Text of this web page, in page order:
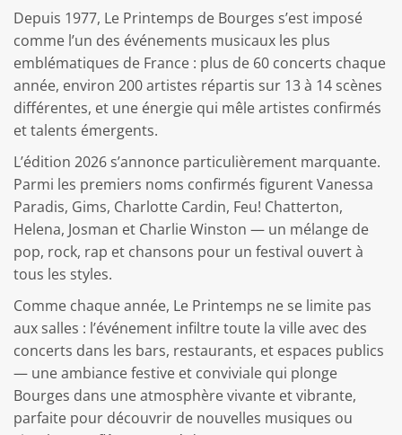
Depuis 1977, Le Printemps de Bourges s’est imposé
comme l’un des événements musicaux les plus
emblématiques de France : plus de 60 concerts chaque
année, environ 200 artistes répartis sur 13 à 14 scènes
différentes, et une énergie qui mêle artistes confirmés
et talents émergents.
L’édition 2026 s’annonce particulièrement marquante.
Parmi les premiers noms confirmés figurent Vanessa
Paradis, Gims, Charlotte Cardin, Feu! Chatterton,
Helena, Josman et Charlie Winston — un mélange de
pop, rock, rap et chansons pour un festival ouvert à
tous les styles.
Comme chaque année, Le Printemps ne se limite pas
aux salles : l’événement infiltre toute la ville avec des
concerts dans les bars, restaurants, et espaces publics
— une ambiance festive et conviviale qui plonge
Bourges dans une atmosphère vivante et vibrante,
parfaite pour découvrir de nouvelles musiques ou